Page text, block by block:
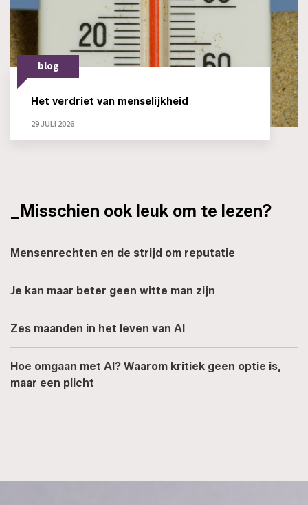
blog
Het verdriet van menselijkheid
29 JULI 2026
_Misschien ook leuk om te lezen?
Mensenrechten en de strijd om reputatie
Je kan maar beter geen witte man zijn
Zes maanden in het leven van AI
Hoe omgaan met AI? Waarom kritiek geen optie is,
maar een plicht